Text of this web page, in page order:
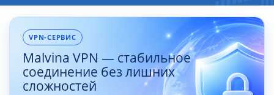
VPN-СЕРВИС
Malvina VPN — стабильное
соединение без лишних
сложностей